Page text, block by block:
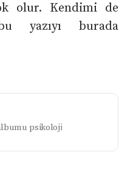
olur. Kendimi de
yazıyı burada
psikoloji